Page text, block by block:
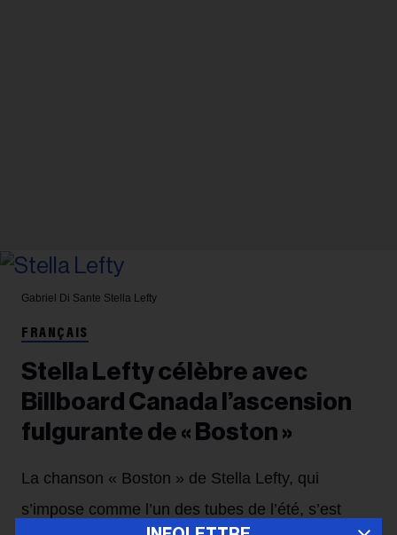
Gabriel Di Sante Stella Lefty
FRANÇAIS
Stella Lefty célèbre avec
Billboard Canada l’ascension
fulgurante de « Boston »
La chanson « Boston » de Stella Lefty, qui
s’impose comme l’un des tubes de l’été, s’est